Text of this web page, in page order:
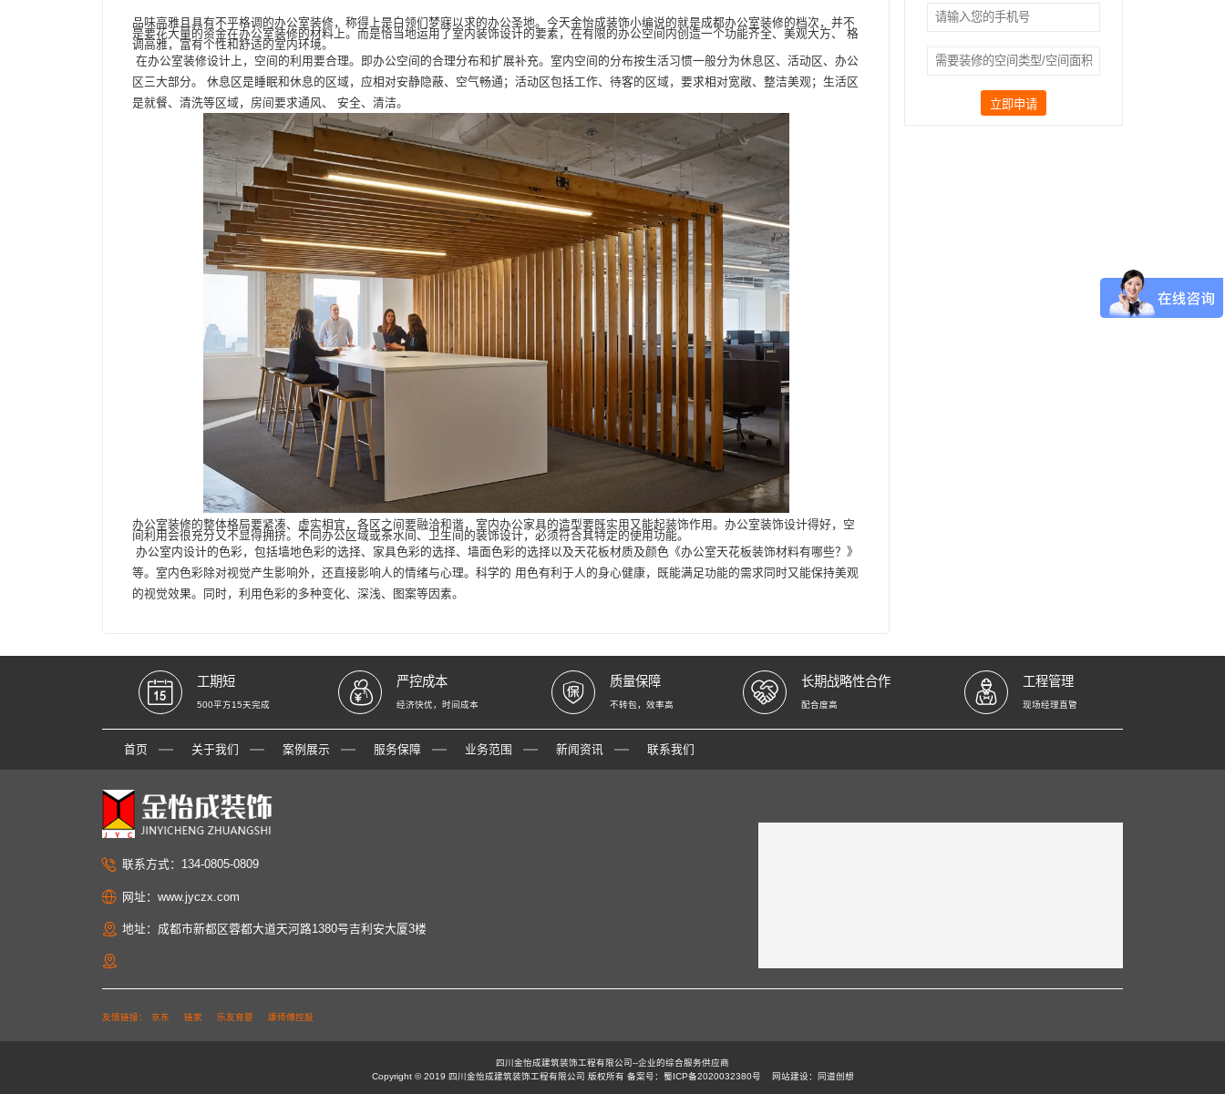
品味高雅且具有不平格调的办公室装修，称得上是白领们梦寐以求的办公圣地。今天金怡成装饰小编说的就是成都办公室装修的档次，并不
是要花大量的资金在办公室装修的材料上。而是恰当地运用了室内装饰设计的要素，在有限的办公空间内创造一个功能齐全、美观大方、 格
调高雅，富有个性和舒适的室内环境。
在办公室装修设计上，空间的利用要合理。即办公空间的合理分布和扩展补充。室内空间的分布按生活习惯一般分为休息区、活动区、办公
区三大部分。 休息区是睡眠和休息的区域，应相对安静隐蔽、空气畅通；活动区包括工作、待客的区域，要求相对宽敞、整洁美观；生活区
是就餐、清洗等区域，房间要求通风、 安全、清洁。
办公室装修的整体格局要紧凑、虚实相宜，各区之间要融洽和谐，室内办公家具的造型要既实用又能起装饰作用。办公室装饰设计得好，空
间利用会很充分又不显得拥挤。不同办公区域或茶水间、卫生间的装饰设计，必须符合其特定的使用功能。
办公室内设计的色彩，包括墙地色彩的选择、家具色彩的选择、墙面色彩的选择以及天花板材质及颜色《办公室天花板装饰材料有哪些？ 》
等。 室内色彩除对视觉产生影响外，还直接影响人的情绪与心理。科学的 用色有利于人的身心健康，既能满足功能的需求同时又能保持美观
的视觉效果。同时，利用色彩的多种变化、深浅、图案等因素。
立即申请
工期短
500平方15天完成
严控成本
经济快优，时间成本
质量保障
不转包，效率高
长期战略性合作
配合度高
工程管理
现场经理直管
首页 关于我们 案例展示 服务保障 业务范围 新闻资讯 联系我们
联系方式：134-0805-0809
网址：www.jyczx.com
地址：成都市新都区蓉都大道天河路1380号吉利安大厦3楼
友情链接： 京东 链家 乐友育婴 康师傅控股
四川金怡成建筑装饰工程有限公司--企业的综合服务供应商
Copyright © 2019 四川金怡成建筑装饰工程有限公司 版权所有 备案号： 蜀ICP备2020032380号 网站建设：同道创想